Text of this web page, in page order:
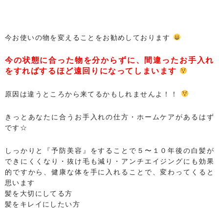
今お使いの物を変えることをお勧めしております
今の状態に合った物を分からずに、間違ったお手入れ
をすればするほど遠回りになってしまいます
原因は違うところから来てるかもしれませんよ！！
きっとあなたに合うお手入れの仕方・ホームケアがあるはず
です☆
しっかりと『予防美容』をすることで５〜１０年後の白髪が
できにくくなり・抜け毛も減り・アンチエイジングにも効果
的ですから、健康な体を手に入れることで、変わってくると
思います
髪を大切にしてる方
髪をキレイにしたい方